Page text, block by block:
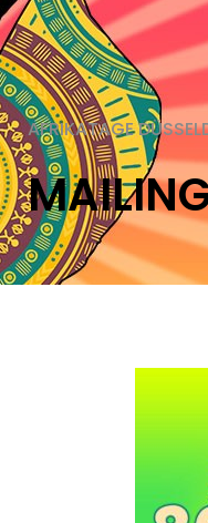
AFRIKATAGE